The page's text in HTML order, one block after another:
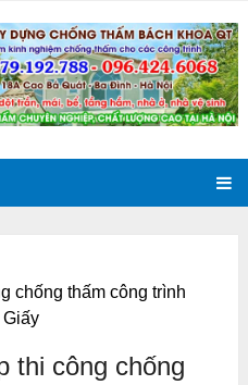
chống thấm công trình
thi công chống